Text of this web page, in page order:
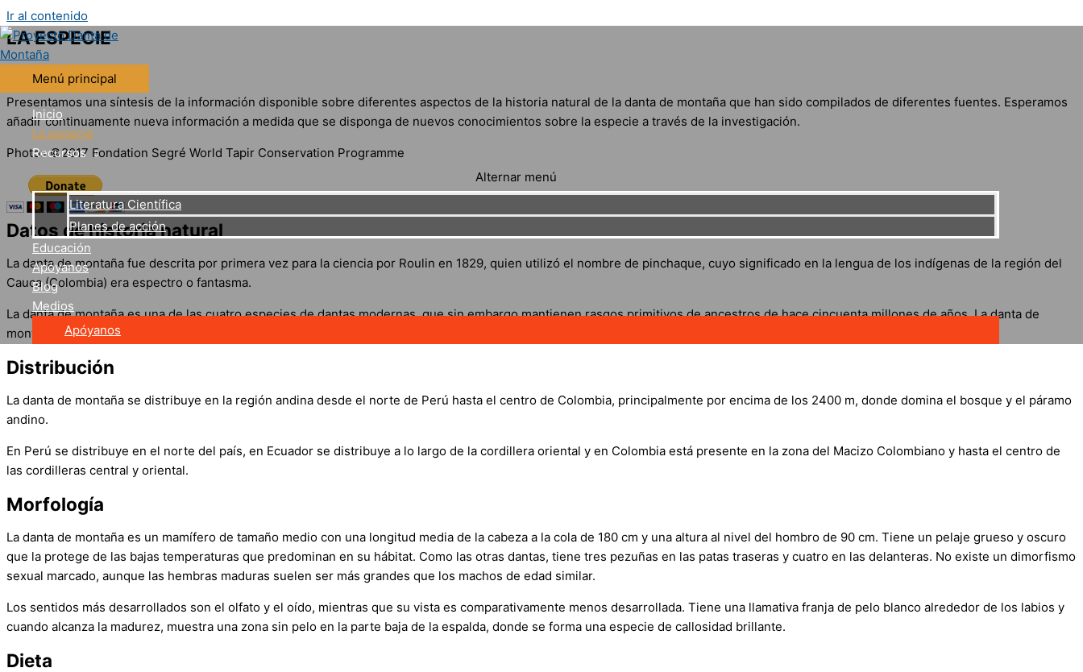
Ir al contenido
Menú principal
Inicio
La especie
Recursos
Alternar menú
Literatura Científica
Planes de acción
Educación
Apóyanos
Blog
Medios
Apóyanos
LA ESPECIE
Tapirus pinchaque
Presentamos una síntesis de la información disponible sobre diferentes aspectos de la historia natural de la danta de montaña que han sido compilados de diferentes fuentes. Esperamos
añadir continuamente nueva información a medida que se disponga de nuevos conocimientos sobre la especie a través de la investigación.
Photos ©2017 Fondation Segré World Tapir Conservation Programme
Datos de historia natural
La danta de montaña fue descrita por primera vez para la ciencia por Roulin en 1829, quien utilizó el nombre de pinchaque, cuyo significado en la lengua de los indígenas de la región del
Cauca (Colombia) era espectro o fantasma.
La danta de montaña es una de las cuatro especies de dantas modernas, que sin embargo mantienen rasgos primitivos de ancestros de hace cincuenta millones de años. La danta de
montaña es la única especie presente en las altas montañas andinas.
Distribución
La danta de montaña se distribuye en la región andina desde el norte de Perú hasta el centro de Colombia, principalmente por encima de los 2400 m, donde domina el bosque y el páramo
andino.
En Perú se distribuye en el norte del país, en Ecuador se distribuye a lo largo de la cordillera oriental y en Colombia está presente en la zona del Macizo Colombiano y hasta el centro de
las cordilleras central y oriental.
Morfología
La danta de montaña es un mamífero de tamaño medio con una longitud media de la cabeza a la cola de 180 cm y una altura al nivel del hombro de 90 cm. Tiene un pelaje grueso y oscuro
que la protege de las bajas temperaturas que predominan en su hábitat. Como las otras dantas, tiene tres pezuñas en las patas traseras y cuatro en las delanteras. No existe un dimorfismo
sexual marcado, aunque las hembras maduras suelen ser más grandes que los machos de edad similar.
Los sentidos más desarrollados son el olfato y el oído, mientras que su vista es comparativamente menos desarrollada. Tiene una llamativa franja de pelo blanco alrededor de los labios y
cuando alcanza la madurez, muestra una zona sin pelo en la parte baja de la espalda, donde se forma una especie de callosidad brillante.
Dieta